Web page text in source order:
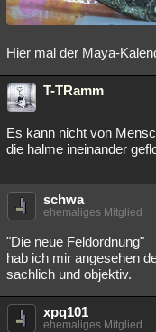
Hier mal der Maya-
T-TRamm
Es kann nicht von
die halme ineinander
schwa
ehemaliges Mitglied
"Die neue Feldordnung"
hab ich mir angesehen
sachlich und objektiv.
xpq101
ehemaliges Mitglied